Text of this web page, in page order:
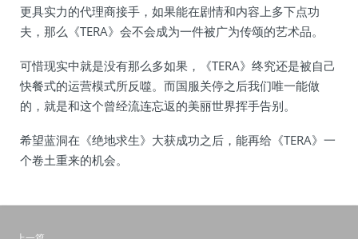
更具实力的代理商接手，如果能在剧情和内容上多下点功
夫，那么《TERA》会不会成为一件被广为传颂的艺术品。
可惜现实中就是没有那么多如果，《TERA》终究还是被自己
快餐式的运营模式所反噬。而国服关停之后我们唯一能做
的，就是和这个曾经流连忘返的美丽世界挥手告别。
希望蓝洞在《绝地求生》大获成功之后，能再给《TERA》一
个卷土重来的机会。